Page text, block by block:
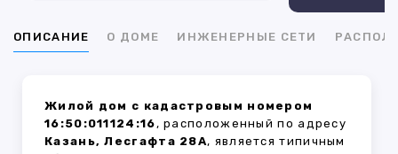
ОПИСАНИЕ О ДОМЕ ИНЖЕНЕРНЫЕ СЕТИ
Жилой дом с кадастровым номером
16:50:011124:16, расположенный по адресу
Казань, Лесгафта 28А, является типичным